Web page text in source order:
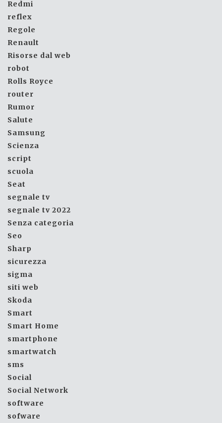
Redmi
reflex
Regole
Renault
Risorse dal web
robot
Rolls Royce
router
Rumor
Salute
Samsung
Scienza
script
scuola
Seat
segnale tv
segnale tv 2022
Senza categoria
Seo
Sharp
sicurezza
sigma
siti web
Skoda
Smart
Smart Home
smartphone
smartwatch
sms
Social
Social Network
software
sofware